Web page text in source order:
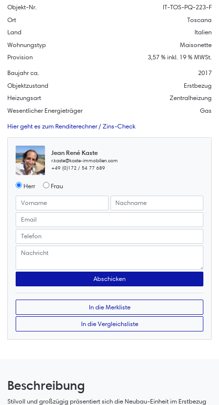
Objekt-Nr.
IT-TOS-PQ-223-F
Ort
Toscana
Land
Italien
Wohnungstyp
Maisonette
Provision
3,57 % inkl. 19 % MWSt.
Baujahr ca.
2017
Objektzustand
Erstbezug
Heizungsart
Zentralheizung
Wesentlicher Energieträger
Gas
Hier geht es zum Renditerechner / Zins-Check
Jean René Kaste
r.kaste@kaste-immobilien.com
+49 (0)172 / 54 77 689
Herr Frau
In die Merkliste
In die Vergleichsliste
Beschreibung
Stilvoll und großzügig präsentiert sich die Neubau-Einheit im Erstbezug